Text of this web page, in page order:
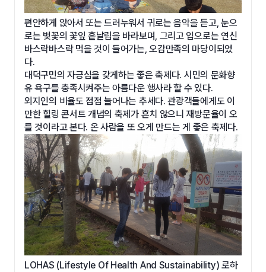
편안하게 앉아서 또는 드러누워서 귀로는 음악을 듣고, 눈으
로는 벚꽃의 꽃잎 흩날림을 바라보며, 그리고 입으로는 연신
바스락바스락 먹을 것이 들어가는, 오감만족의 마당이되었
다.
대덕구민의 자긍심을 갖게하는 좋은 축제다. 시민의 문화향
유 욕구를 충족시켜주는 아름다운 행사라 할 수 있다.
외지인의 비율도 점점 늘어나는 추세다. 관광객들에게도 이
만한 힐링 콘서트 개념의 축제가 흔치 않으니 재방문율이 오
를 것이라고 본다. 온 사람을 또 오게 만드는 게 좋은 축제다.
LOHAS (Lifestyle Of Health And Sustainability) 로하